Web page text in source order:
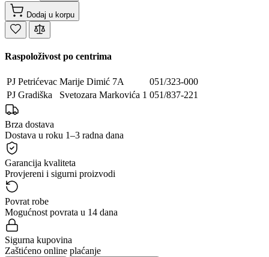
Dodaj u korpu
Raspoloživost po centrima
PJ Petrićevac Marije Dimić 7A
051/323-000
PJ Gradiška
Svetozara Markovića 1 051/837-221
Brza dostava
Dostava u roku 1–3 radna dana
Garancija kvaliteta
Provjereni i sigurni proizvodi
Povrat robe
Mogućnost povrata u 14 dana
Sigurna kupovina
Zaštićeno online plaćanje